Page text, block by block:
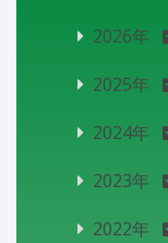
2026年
2025年
2024年
2023年
2022年